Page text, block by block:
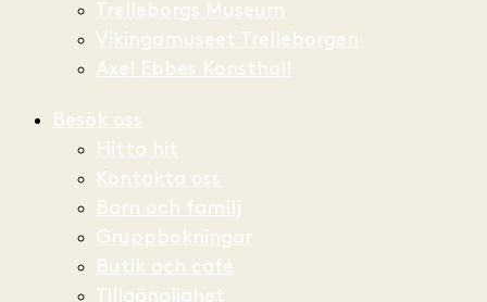
Trelleborgs Museum
Vikingamuseet Trelleborgen
Axel Ebbes Konsthall
Besök oss
Hitta hit
Kontakta oss
Barn och familj
Gruppbokningar
Butik och café
Tillgänglighet